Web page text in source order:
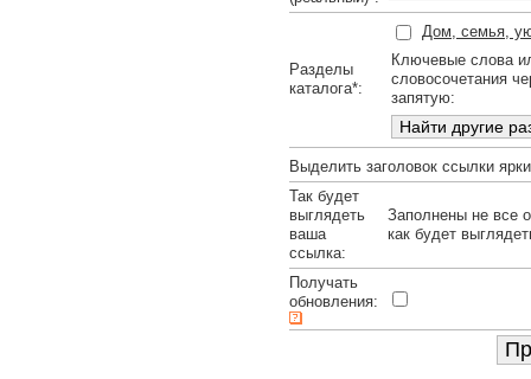
Разделы
каталога*:
Дом, семья,
Ключевые слова
словосочетания
запятую:
Выделить заголовок ссылки
Так будет
выглядеть
ваша
ссылка:
Заполнены не все
как будет
Получать
обновления: